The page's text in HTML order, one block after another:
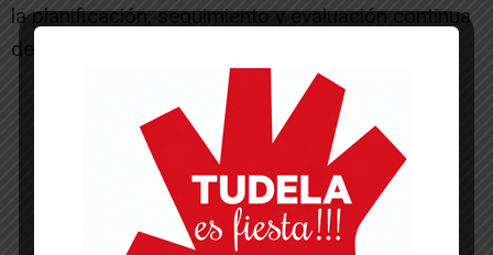
la planificación, seguimiento y evaluación continua
del programa.
-- Publicidad --